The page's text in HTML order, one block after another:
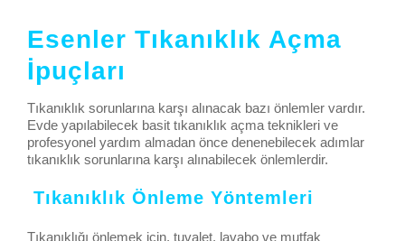
Esenler Tıkanıklık Açma
İpuçları
Tıkanıklık sorunlarına karşı alınacak bazı önlemler vardır.
Evde yapılabilecek basit tıkanıklık açma teknikleri ve
profesyonel yardım almadan önce denenebilecek adımlar
tıkanıklık sorunlarına karşı alınabilecek önlemlerdir.
Tıkanıklık Önleme Yöntemleri
Tıkanıklığı önlemek için, tuvalet, lavabo ve mutfak